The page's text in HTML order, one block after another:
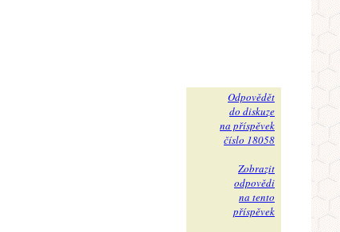
Odpovědět
do diskuze
na příspěvek
číslo 18058
Zobrazit
odpovědi
na tento
příspěvek